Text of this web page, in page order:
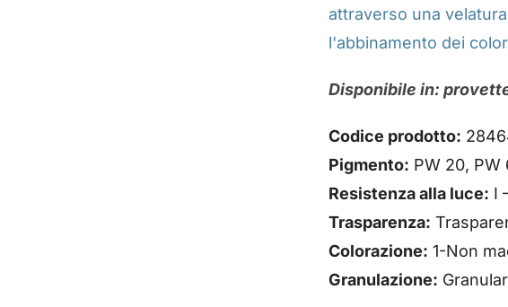
attraverso una
l'abbinamento dei
Disponibile in:
Codice prodotto:
Pigmento: PW 20, PW
Resistenza alla luce: I
Trasparenza:
Colorazione: 1-Non
Granulazione: